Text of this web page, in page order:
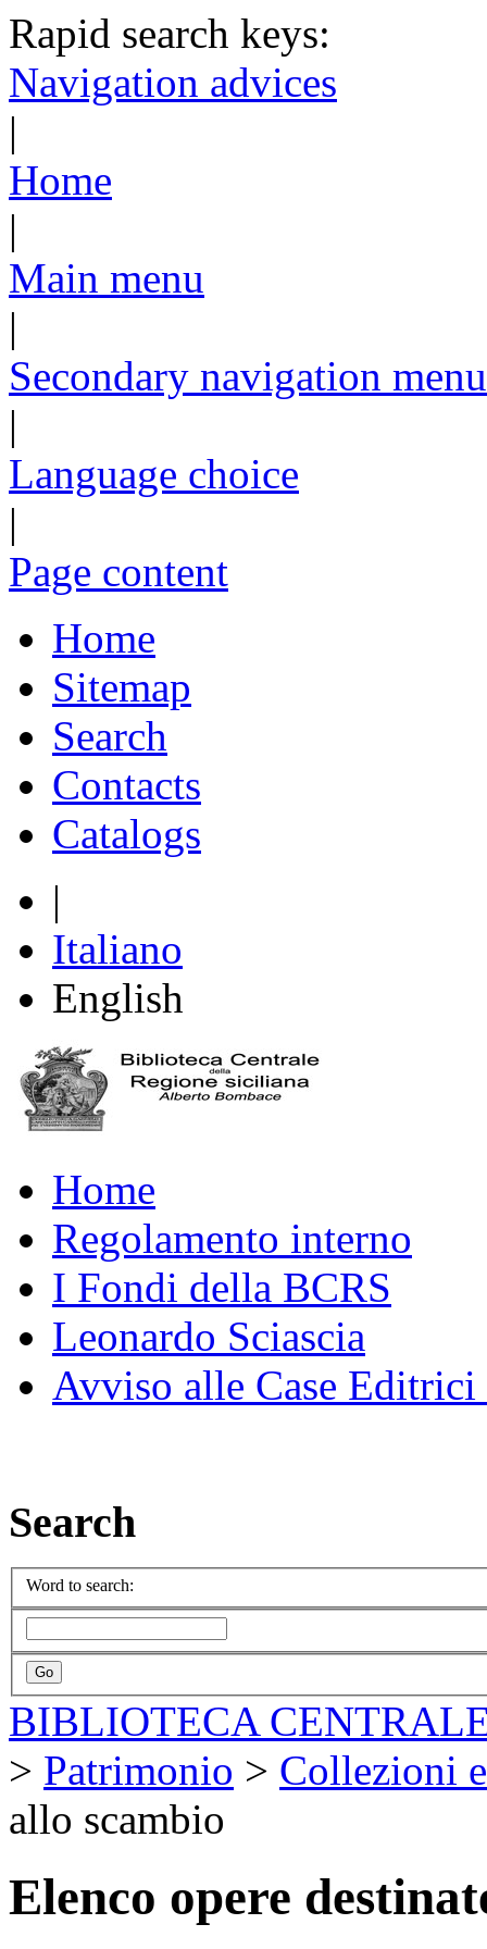
Rapid search keys:
Navigation advices
|
Home
|
Main menu
|
Secondary navigation menu
|
Language choice
|
Page content
Home
Sitemap
Search
Contacts
Catalogs
|
Italiano
English
Home
Regolamento interno
I Fondi della BCRS
Leonardo Sciascia
Avviso alle Case
Search
Word to search:
BIBLIOTECA
> Patrimonio > Collezioni
allo scambio
Elenco opere